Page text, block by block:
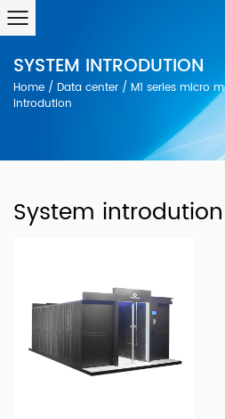
SYSTEM INTRODUTION
Home / Data center / M1 series micro
introdution
System introdution